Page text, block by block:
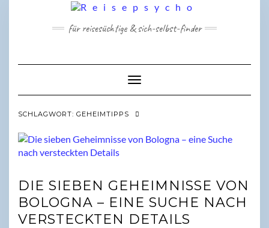
für reisesüchtige & sich-selbst-finder
Toggle Navigation
SCHLAGWORT: GEHEIMTIPPS
DIE SIEBEN GEHEIMNISSE VON
BOLOGNA – EINE SUCHE NACH
VERSTECKTEN DETAILS